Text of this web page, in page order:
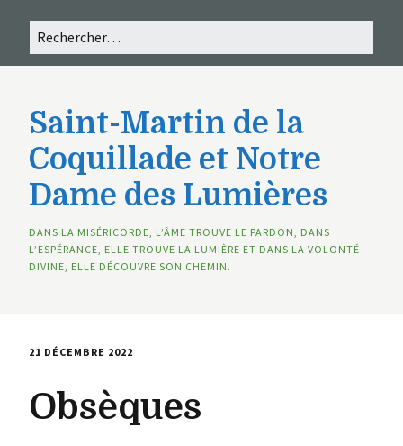
Saint-Martin de la
Coquillade et Notre
Dame des Lumières
DANS LA MISÉRICORDE, L’ÂME TROUVE LE PARDON, DANS
L’ESPÉRANCE, ELLE TROUVE LA LUMIÈRE ET DANS LA VOLONTÉ
DIVINE, ELLE DÉCOUVRE SON CHEMIN.
21 DÉCEMBRE 2022
Obsèques